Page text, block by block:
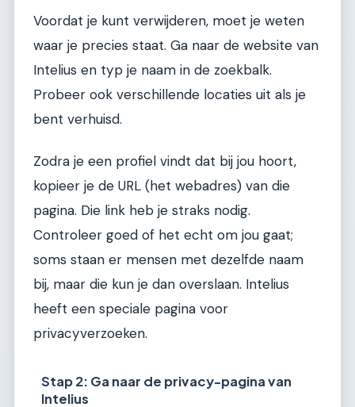
Voordat je kunt verwijderen, moet je weten
waar je precies staat. Ga naar de website van
Intelius en typ je naam in de zoekbalk.
Probeer ook verschillende locaties uit als je
bent verhuisd.
Zodra je een profiel vindt dat bij jou hoort,
kopieer je de URL (het webadres) van die
pagina. Die link heb je straks nodig.
Controleer goed of het echt om jou gaat;
soms staan er mensen met dezelfde naam
bij, maar die kun je dan overslaan. Intelius
heeft een speciale pagina voor
privacyverzoeken.
Stap 2: Ga naar de privacy-pagina van
Intelius